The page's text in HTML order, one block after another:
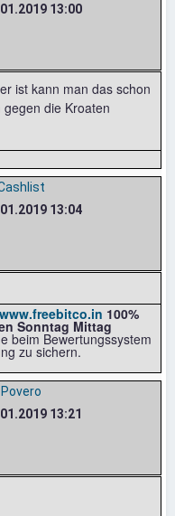
13:00
ist kann man das schon
die Kroaten
13:04
www.freebitco.in 100%
Sonntag Mittag
beim Bewertungssystem
zu sichern.
Povero
13:21